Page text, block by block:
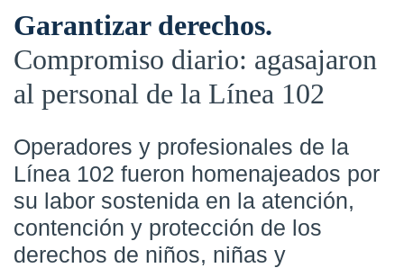
Garantizar derechos
Compromiso diario: agasajaron
al personal de la Línea 102
Operadores y profesionales de la
Línea 102 fueron homenajeados por
su labor sostenida en la atención,
contención y protección de los
derechos de niños, niñas y